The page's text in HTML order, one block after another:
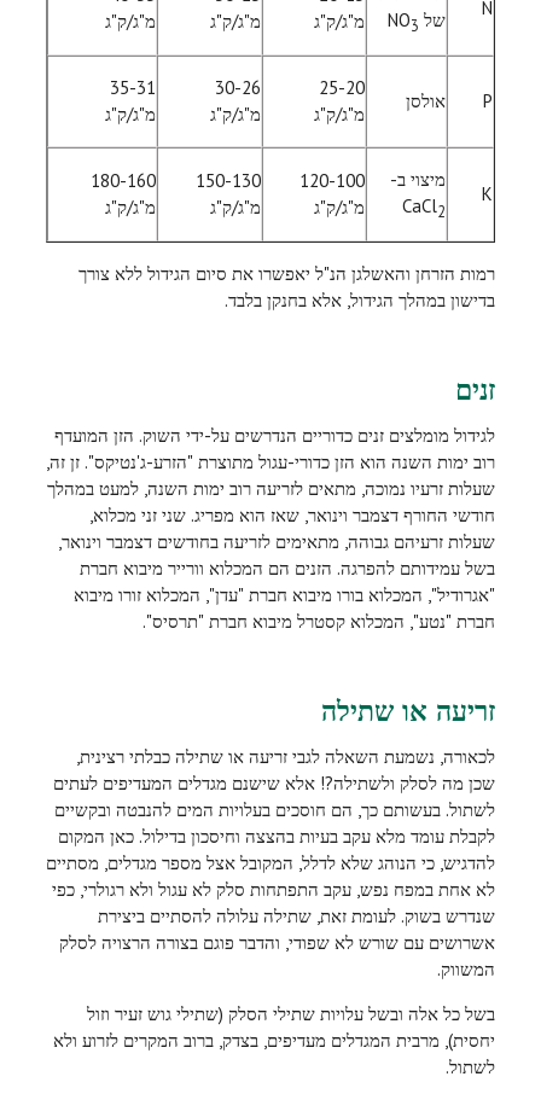
N
של 3
NO
מ"ג/ק"ג
מ"ג/ק"ג
מ"ג/ק"ג
P אולסן
מ"ג/ק"ג
מ"ג/ק"ג
מ"ג/ק"ג
K
מיצוי ב-
CaCl2
120-100
מ"ג/ק"ג
150-130
מ"ג/ק"ג
180-160
מ"ג/ק"ג
רמות הזרחן והאשלגן הנ"ל יאפשרו את סיום הגידול ללא צורך
בדישון במהלך הגידול, אלא בחנקן בלבד.
זנים
לגידול מומלצים זנים כדוריים הנדרשים על-ידי השוק. הזן המועדף
רוב ימות השנה הוא הזן כדורי-עגול מתוצרת "הזרע-ג'נטיקס". זן זה,
שעלות זרעיו נמוכה, מתאים לזריעה רוב ימות השנה, למעט במהלך
חודשי החורף דצמבר וינואר, שאז הוא מפריג. שני זני מכלוא,
שעלות זרעיהם גבוהה, מתאימים לזריעה בחודשים דצמבר וינואר,
בשל עמידותם להפרגה. הזנים הם המכלוא וורייר מיבוא חברת
"אגרודיל", המכלוא בורו מיבוא חברת "עדן", המכלוא זורו מיבוא
חברת "נטע", המכלוא קסטרל מיבוא חברת "תרסיס".
זריעה או שתילה
לכאורה, נשמעת השאלה לגבי זריעה או שתילה כבלתי רצינית,
שכן מה לסלק ולשתילה?! אלא שישנם מגדלים המעדיפים לעתים
לשתול. בעשותם כך, הם חוסכים בעלויות המים להנבטה ובקשיים
לקבלת עומד מלא עקב בעיות בהצצה וחיסכון בדילול. כאן המקום
להדגיש, כי הנוהג שלא לדלל, המקובל אצל מספר מגדלים, מסתיים
לא אחת במפח נפש, עקב התפתחות סלק לא עגול ולא רגולרי, כפי
שנדרש בשוק. לעומת זאת, שתילה עלולה להסתיים ביצירת
אשרושים עם שורש לא שפודי, והדבר פוגם בצורה הרצויה לסלק
המשווק.
בשל כל אלה ובשל עלויות שתילי הסלק (שתילי גוש זעיר וזול
יחסית), מרבית המגדלים מעדיפים, בצדק, ברוב המקרים לזרוע ולא
לשתול.